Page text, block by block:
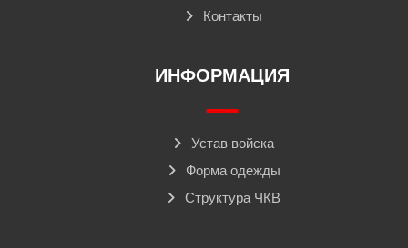
Контакты
ИНФОРМАЦИЯ
Устав войска
Форма одежды
Структура ЧКВ